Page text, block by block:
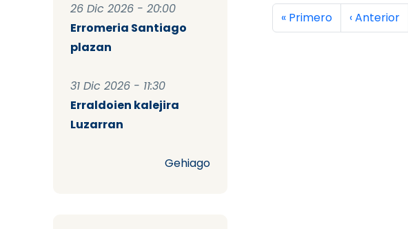
26 Dic 2026 - 20:00
Erromeria Santiago
plazan
31 Dic 2026 - 11:30
Erraldoien kalejira
Luzarran
Gehiago
Paginación
Primera página
« Primero Página
‹ Anterior